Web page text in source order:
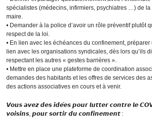
spécialistes (médecins, infirmiers, psychiatres …) de
maire.
• Demander à la police d’avoir un rôle préventif plutôt
respect de la loi.
• En lien avec les échéances du confinement,
lien avec les organisations syndicales, dès lors qu’ils
respectant les autres « gestes barrières ».
• Mettre en place une plateforme de coordination
demandes des habitants et les offres de services des
des actions associatives en cours et à venir.
𝙑𝙤𝙪𝙨 𝙖𝙫𝙚𝙯 𝙙𝙚𝙨 𝙞𝙙𝙚́𝙚𝙨 𝙥𝙤𝙪𝙧 𝙡𝙪𝙩𝙩𝙚𝙧
𝙫𝙤𝙞𝙨𝙞𝙣𝙨, 𝙥𝙤𝙪𝙧 𝙨𝙤𝙧𝙩𝙞𝙧 𝙙𝙪